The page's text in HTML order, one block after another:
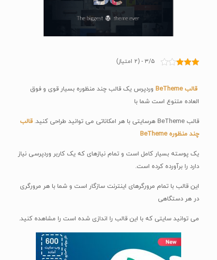
۳/۵ - (۲ امتیاز)
قالب BeThemeوردپرس یک قالب چند منظوره بسیار قوی و فوق
العاده متنوع است شما با
قالب BeTheme هرسایتی با هر امکاناتی می توانید طراحی کنید.
قالب
چند منظوره BeTheme
یک پوسته بسیار کامل است و تمام نیازهای که یک کاربر وردپرسی نیاز
دارد را برآورده کرده است.
این قالب با تمام مرورگرهای اینترنت سازگار است و شما با هر مرورگری
در هر دستگاهی
می توانید سایتی که با این قالب را اندازی شده است را مشاهده کنید.